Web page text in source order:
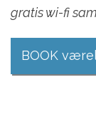
gratis wi-fi
BOOK